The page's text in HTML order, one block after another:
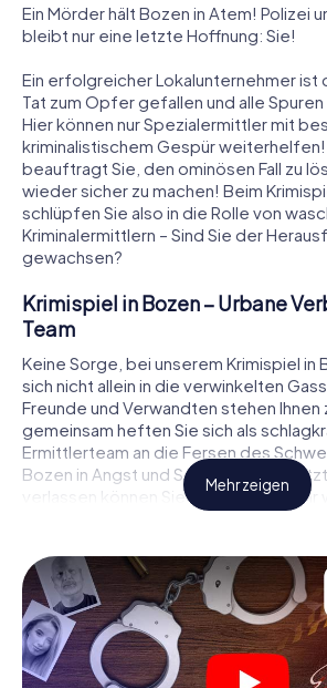
Ein Mörder hält Bozen in Atem! Polizei
bleibt nur eine letzte Hoffnung: Sie!
Ein erfolgreicher Lokalunternehmer ist
Tat zum Opfer gefallen und alle Spuren
Hier können nur Spezialermittler mit
kriminalistischem Gespür weiterhelfen!
beauftragt Sie, den ominösen Fall zu
wieder sicher zu machen! Beim
schlüpfen Sie also in die Rolle von
Kriminalermittlern – Sind Sie der
gewachsen?
Krimispiel in Bozen – Urbane
Team
Keine Sorge, bei unserem Krimispiel in
sich nicht allein in die verwinkelten
Freunde und Verwandten stehen Ihnen
gemeinsam heften Sie sich als
Ermittlerteam an die Fersen des
Bozen in Angst und Schrecken
verlassen können Sie sich dabei auf Ihr
Ermittlerutensil, Ihr Smartphone. Mittels
zahlreichen Schauplätzen in Bozen, die
Verbindung stehen, und schließlich
Ort knacken Sie knifflige Rätsel und
Stück der Lösung des Falls immer
einem klassischen Krimi Dinner in
Sie das Geschehen, bewegen sich an
Mehr zeigen